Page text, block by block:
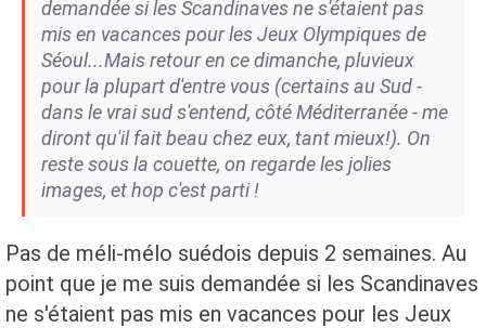
demandée si les Scandinaves ne s'étaient pas
mis en vacances pour les Jeux Olympiques de
Séoul...Mais retour en ce dimanche, pluvieux
pour la plupart d'entre vous (certains au Sud -
dans le vrai sud s'entend, côté Méditerranée - me
diront qu'il fait beau chez eux, tant mieux!). On
reste sous la couette, on regarde les jolies
images, et hop c'est parti !
Pas de méli-mélo suédois depuis 2 semaines. Au
point que je me suis demandée si les Scandinaves
ne s'étaient pas mis en vacances pour les Jeux